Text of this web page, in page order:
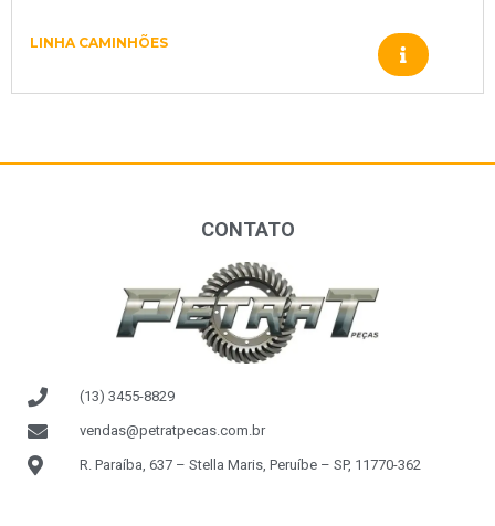
LINHA CAMINHÕES
CONTATO
(13) 3455-8829
vendas@petratpecas.com.br
R. Paraíba, 637 – Stella Maris, Peruíbe – SP, 11770-362